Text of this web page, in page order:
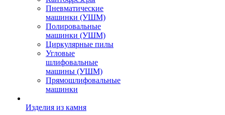
Пневматические
машинки (УШМ)
Полировальные
машинки (УШМ)
Циркулярные пилы
Угловые
шлифовальные
машины (УШМ)
Прямошлифовальные
машинки
Изделия из камня